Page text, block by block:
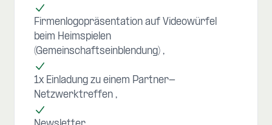
Firmenlogopräsentation auf Videowürfel
beim Heimspielen
(Gemeinschaftseinblendung)
1x Einladung zu einem Partner-
Netzwerktreffen